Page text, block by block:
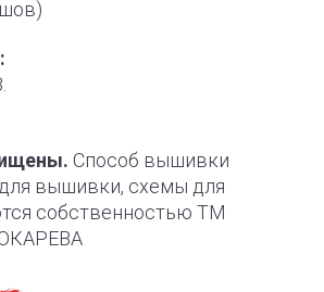
Способ вышивки
вышивки, схемы для
собственностью ТМ